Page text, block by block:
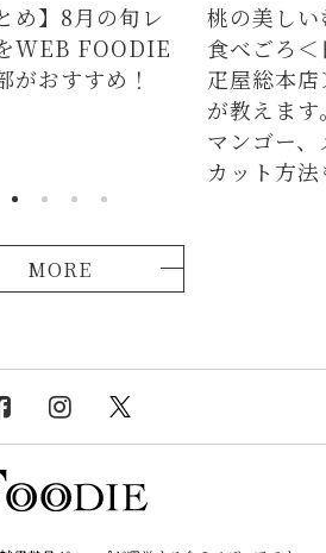
しいむき方と
ろ＜日本橋 千
本店＞のプロ
【基本】
しのゆで
120%引き
水から皮
をかけて
解！
MORE